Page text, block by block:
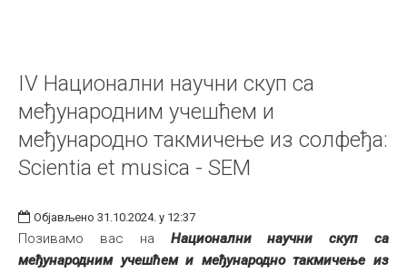
IV Национални научни скуп са
међународним учешћем и
међународно такмичење из солфеђа:
Scientia et musica - SEM
Објављено 31.10.2024. у 12:37
Позивамо вас на Национални научни скуп са
међународним учешћем и међународно такмичење из